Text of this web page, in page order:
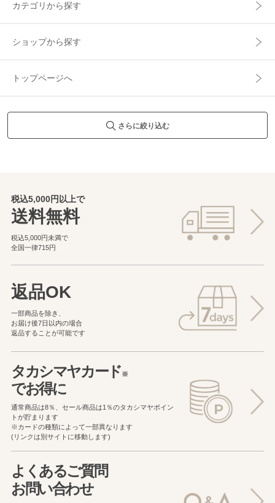
カテゴリから探す
ショップから探す
トップページへ
さらに絞り込む
税込5,000円以上で
送料無料
税込5,000円未満で
全国一律715円
返品OK
一部商品を除き、
お届け後7日以内の場合
返品することが可能です
タカシマヤカード※
でお得に
通常商品は8％、セール商品は1％のタカシマヤポイン
トが貯まります
※カードの種類によって一部異なります
(リンクは別サイトに移動します)
よくあるご質問
お問い合わせ